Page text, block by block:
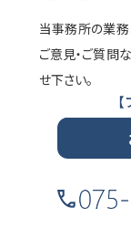
当事務所の業務
ご意見・ご質問
せ下さい。